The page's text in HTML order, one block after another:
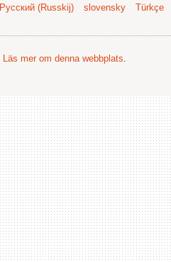
Русский (Russkij) slovensky
Türkçe
Läs mer om denna webbplats